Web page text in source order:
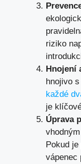
riziko
Hnojení
hnojivo s
každé
je
Úprava
Pokud
vápenec